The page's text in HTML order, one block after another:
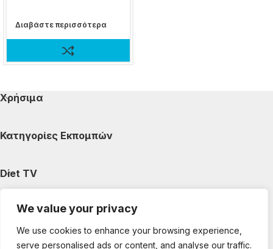
We value your privacy
We use cookies to enhance your browsing experience,
serve personalised ads or content, and analyse our traffic.
Διαβάστε περισσότερα
Χρήσιμα
Κατηγορίες Εκπομπών
Diet TV
Κατηγορίες Άρθρων